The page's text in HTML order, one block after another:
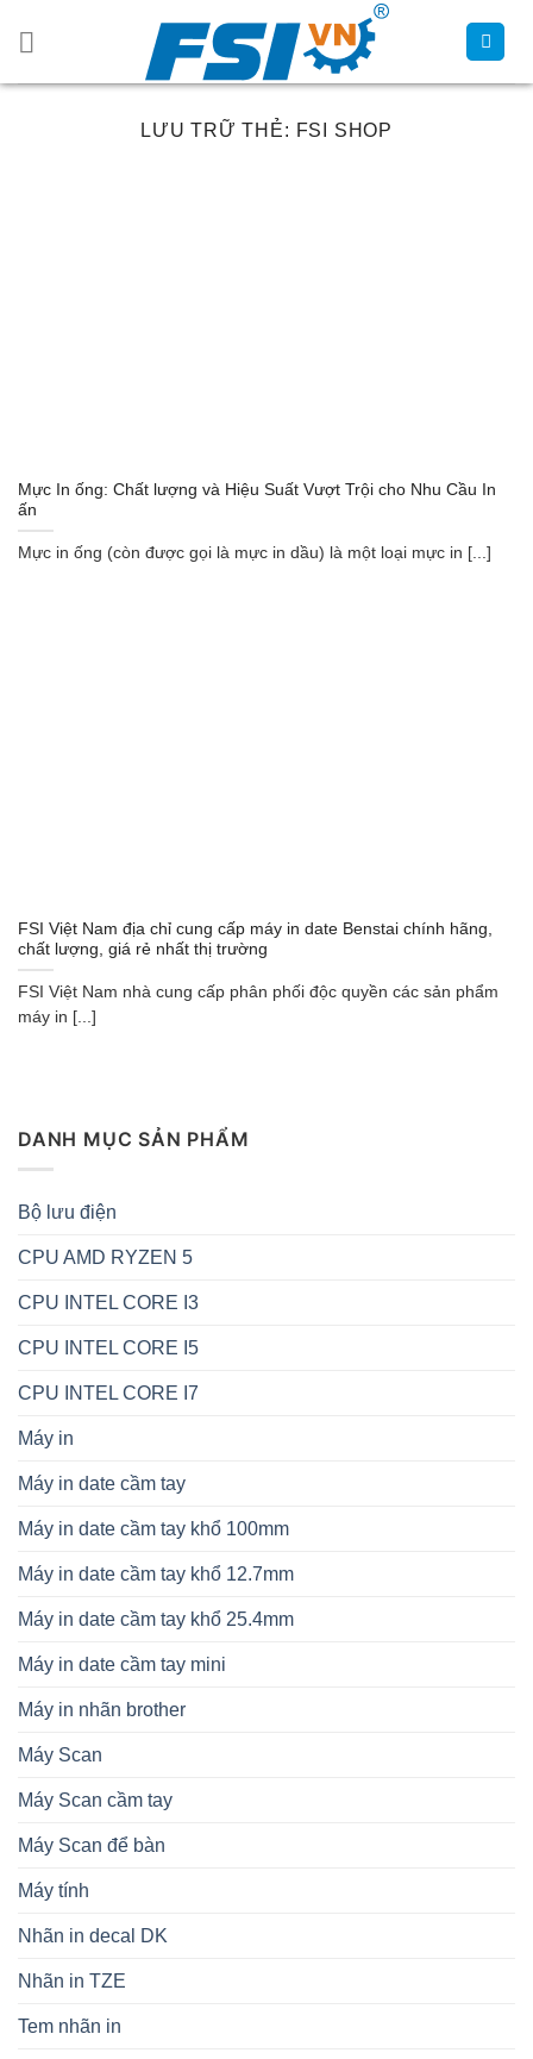
LƯU TRỮ THẺ: FSI SHOP
Mực In ống: Chất lượng và Hiệu Suất Vượt Trội cho Nhu Cầu In
ấn
Mực in ống (còn được gọi là mực in dầu) là một loại mực in [...]
FSI Việt Nam địa chỉ cung cấp máy in date Benstai chính hãng,
chất lượng, giá rẻ nhất thị trường
FSI Việt Nam nhà cung cấp phân phối độc quyền các sản phẩm
máy in [...]
DANH MỤC SẢN PHẨM
Bộ lưu điện
CPU AMD RYZEN 5
CPU INTEL CORE I3
CPU INTEL CORE I5
CPU INTEL CORE I7
Máy in
Máy in date cầm tay
Máy in date cầm tay khổ 100mm
Máy in date cầm tay khổ 12.7mm
Máy in date cầm tay khổ 25.4mm
Máy in date cầm tay mini
Máy in nhãn brother
Máy Scan
Máy Scan cầm tay
Máy Scan để bàn
Máy tính
Nhãn in decal DK
Nhãn in TZE
Tem nhãn in